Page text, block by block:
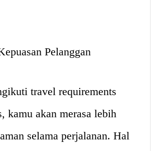
Pelanggan
travel requirements
kamu akan merasa lebih
selama perjalanan. Hal